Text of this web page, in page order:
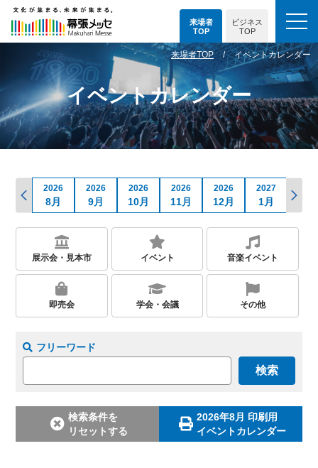
来場者
TOP
ビジネス
TOP
イベントカレンダー
来場者TOP イベントカレンダー
2026
8月
2026
9月
2026
10月
2026
11月
2026
12月
2027
1月
展示会・見本市 イベント 音楽イベント
即売会 学会・会議 その他
フリーワード
検索条件を
リセットする
2026年8月 印刷用
イベントカレンダー